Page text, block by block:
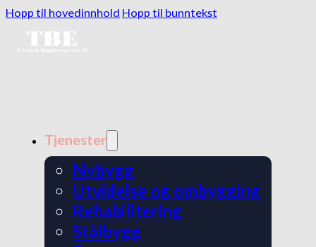
Hopp til hovedinnhold Hopp til bunntekst
Tjenester
Nybygg
Utvidelse og ombygging
Rehabilitering
Stålbygg